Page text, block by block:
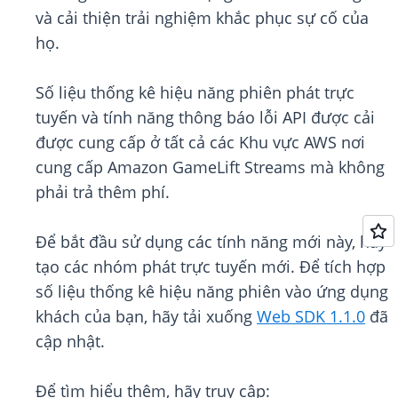
và cải thiện trải nghiệm khắc phục sự cố của
họ.
Số liệu thống kê hiệu năng phiên phát trực
tuyến và tính năng thông báo lỗi API được cải
được cung cấp ở tất cả các Khu vực AWS nơi
cung cấp Amazon GameLift Streams mà không
phải trả thêm phí.
Để bắt đầu sử dụng các tính năng mới này, hãy
tạo các nhóm phát trực tuyến mới. Để tích hợp
số liệu thống kê hiệu năng phiên vào ứng dụng
khách của bạn, hãy tải xuống Web SDK 1.1.0 đã
cập nhật.
Để tìm hiểu thêm, hãy truy cập: